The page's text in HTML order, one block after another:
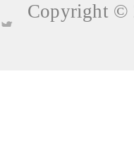
Copyright ©